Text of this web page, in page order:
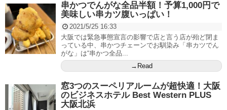
串かつでんがな全品半額！予算1,000円で
美味しい串カツ腹いっぱい！
2021/5/25 16:33
大阪では緊急事態宣言の影響で店と言う店が殆ど閉ま
っている中、串かつチェーンでお馴染み「串カツでん
がな」は“串かつ全品...
→Read
窓3つのスーペリアルームが超快適！大阪
のビジネスホテル Best Western PLUS
大阪北浜